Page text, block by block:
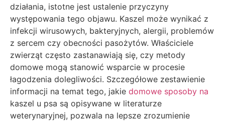
działania, istotne jest ustalenie przyczyny
występowania tego objawu. Kaszel może wynikać z
infekcji wirusowych, bakteryjnych, alergii, problemów
z sercem czy obecności pasożytów. Właściciele
zwierząt często zastanawiają się, czy metody
domowe mogą stanowić wsparcie w procesie
łagodzenia dolegliwości. Szczegółowe zestawienie
informacji na temat tego, jakie domowe sposoby na
kaszel u psa są opisywane w literaturze
weterynaryjnej, pozwala na lepsze zrozumienie